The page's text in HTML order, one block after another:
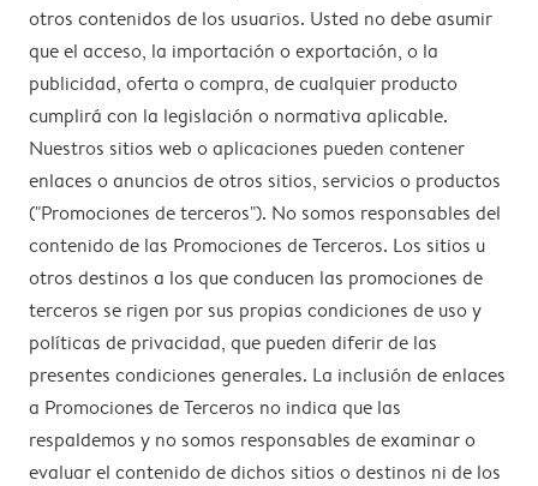
otros contenidos de los usuarios. Usted no debe asumir
que el acceso, la importación o exportación, o la
publicidad, oferta o compra, de cualquier producto
cumplirá con la legislación o normativa aplicable.
Nuestros sitios web o aplicaciones pueden contener
enlaces o anuncios de otros sitios, servicios o productos
("Promociones de terceros"). No somos responsables del
contenido de las Promociones de Terceros. Los sitios u
otros destinos a los que conducen las promociones de
terceros se rigen por sus propias condiciones de uso y
políticas de privacidad, que pueden diferir de las
presentes condiciones generales. La inclusión de enlaces
a Promociones de Terceros no indica que las
respaldemos y no somos responsables de examinar o
evaluar el contenido de dichos sitios o destinos ni de los